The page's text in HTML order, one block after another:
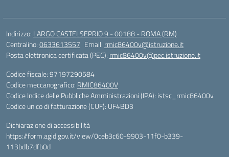
Indirizzo: LARGO CASTELSEPRIO 9 - 00188 - ROMA (RM)
Centralino:0633613557 Email: rmic86400v@istruzione.it
Posta elettronica certificata (PEC): rmic86400v@pec.istruzione.it
Codice fiscale: 97197290584
Codice meccanografico: RMIC86400V
Codice Indice delle Pubbliche Amministrazioni (IPA): istsc_rmic86400v
Codice unico di fatturazione (CUF): UF4BD3
Dichiarazione di accessibilità
https://form.agid.gov.it/view/0ceb3c60-9903-11f0-b339-
113bdb7dfb0d